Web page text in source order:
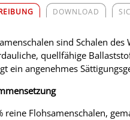
DOWNLOAD
sind Schalen
quellfähige
ein angenehmes
reine Flohsamenschalen,